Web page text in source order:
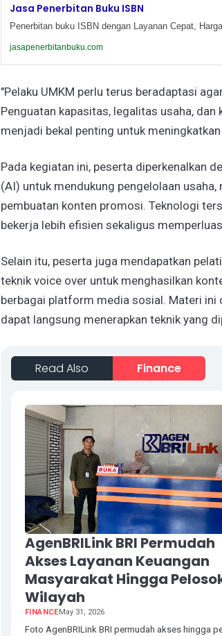
Jasa Penerbitan Buku ISBN
Penerbitan buku ISBN dengan Layanan Cepat,
jasapenerbitanbuku.com
"Pelaku UMKM perlu terus beradaptasi
Penguatan kapasitas, legalitas usaha,
menjadi bekal penting untuk
Pada kegiatan ini, peserta diperkenalkan
(AI) untuk mendukung pengelolaan
pembuatan konten promosi. Teknologi
bekerja lebih efisien sekaligus
Selain itu, peserta juga mendapatkan
teknik voice over untuk menghasilkan
berbagai platform media sosial. Materi ini
dapat langsung menerapkan teknik yang
Read Also Finance
AgenBRILink BRI Permudah
Akses Layanan Keuangan
Masyarakat Hingga
Wilayah
FINANCEMay 31, 2026
Foto AgenBRILink BRI permudah akses hingga